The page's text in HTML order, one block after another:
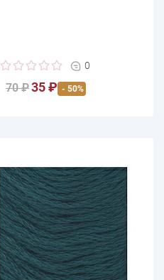
70 ₽35 ₽ - 50%
0